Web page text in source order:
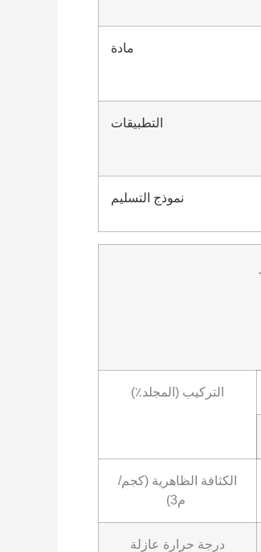
مادة
التطبيقات
نموذج التسليم
التركيب (المجلد٪)
الكثافة الظاهرية (كجم/
درجة حرارة عازلة